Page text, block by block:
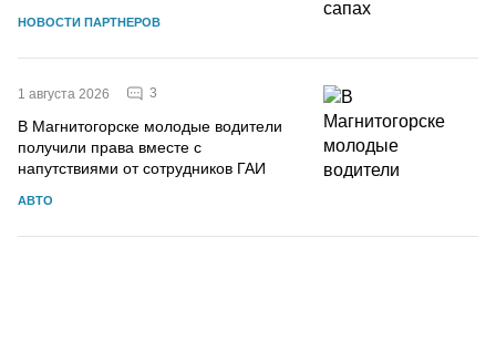
НОВОСТИ ПАРТНЕРОВ
1 августа 2026 3
В Магнитогорске молодые водители
получили права вместе с
напутствиями от сотрудников ГАИ
АВТО